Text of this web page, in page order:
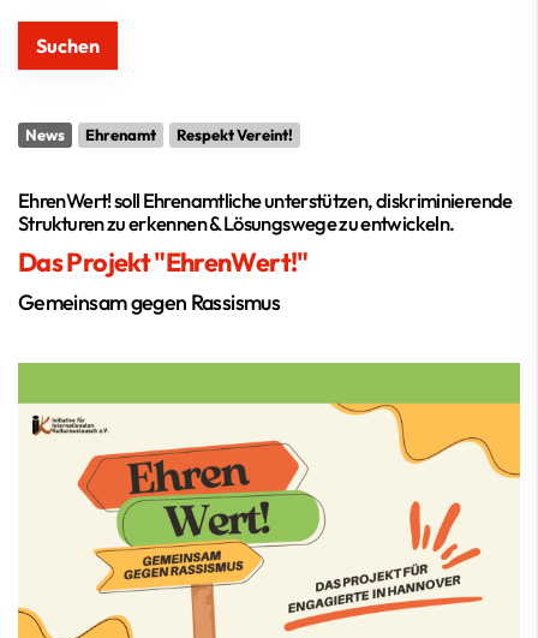
News Ehrenamt Respekt Vereint!
EhrenWert! soll Ehrenamtliche unterstützen, diskriminierende
Strukturen zu erkennen & Lösungswege zu entwickeln.
Das Projekt "EhrenWert!"
Gemeinsam gegen Rassismus